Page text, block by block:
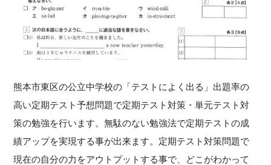
熊本市東区の公立中学校の「テストによく出る」出題率の
高い定期テスト予想問題で定期テスト対策・単元テスト対
策の勉強を行います。無駄のない勉強法で定期テストの成
績アップを実現する事が出来ます。定期テスト対策問題で
現在の自分の力をアウトプットする事で、どこがわかって